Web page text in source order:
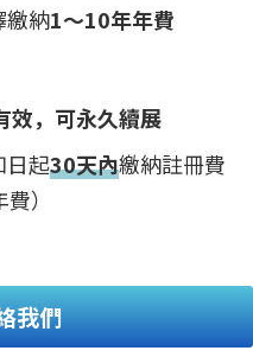
繳納1～10年年費
效，可永久續展
日起30天內繳納註冊費
）
我們